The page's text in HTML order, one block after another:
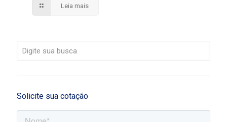
Leia mais
Solicite sua cotação